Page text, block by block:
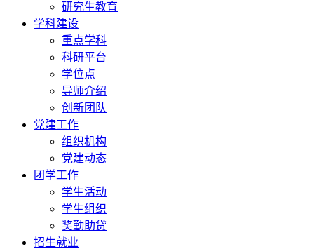
研究生教育
学科建设
重点学科
科研平台
学位点
导师介绍
创新团队
党建工作
组织机构
党建动态
团学工作
学生活动
学生组织
奖勤助贷
招生就业